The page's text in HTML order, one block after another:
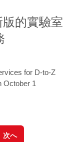
版的實驗室
for D-to-Z
October 1
次へ